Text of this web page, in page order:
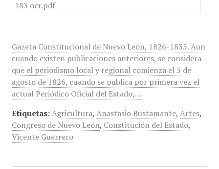
Gazeta Constitucional de Nuevo León, 1826-1835. Aun
cuando existen publicaciones anteriores, se considera
que el periodismo local y regional comienza el 3 de
agosto de 1826, cuando se publica por primera vez el
actual Periódico Oficial del Estado,…
Etiquetas: Agricultura, Anastasio Bustamante, Artes,
Congreso de Nuevo León, Constitución del Estado,
Vicente Guerrero